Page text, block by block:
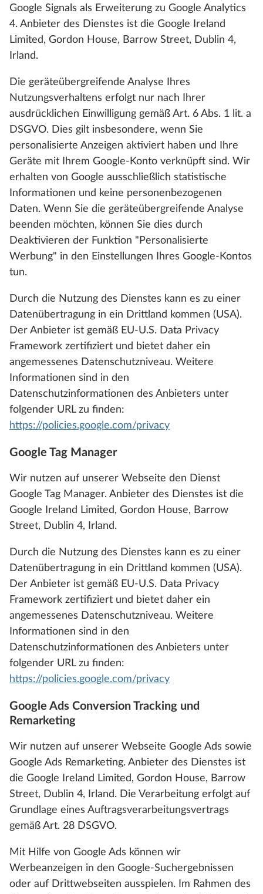
Google Signals als Erweiterung zu Google Analytics
4. Anbieter des Dienstes ist die Google Ireland
Limited, Gordon House, Barrow Street, Dublin 4,
Irland.
Die geräteübergreifende Analyse Ihres
Nutzungsverhaltens erfolgt nur nach Ihrer
ausdrücklichen Einwilligung gemäß Art. 6 Abs. 1 lit. a
DSGVO. Dies gilt insbesondere, wenn Sie
personalisierte Anzeigen aktiviert haben und Ihre
Geräte mit Ihrem Google-Konto verknüpft sind. Wir
erhalten von Google ausschließlich statistische
Informationen und keine personenbezogenen
Daten. Wenn Sie die geräteübergreifende Analyse
beenden möchten, können Sie dies durch
Deaktivieren der Funktion "Personalisierte
Werbung" in den Einstellungen Ihres Google-Kontos
tun.
Durch die Nutzung des Dienstes kann es zu einer
Datenübertragung in ein Drittland kommen (USA).
Der Anbieter ist gemäß EU-U.S. Data Privacy
Framework zertifiziert und bietet daher ein
angemessenes Datenschutzniveau. Weitere
Informationen sind in den
Datenschutzinformationen des Anbieters unter
folgender URL zu finden:
https://policies.google.com/privacy
Google Tag Manager
Wir nutzen auf unserer Webseite den Dienst
Google Tag Manager. Anbieter des Dienstes ist die
Google Ireland Limited, Gordon House, Barrow
Street, Dublin 4, Irland.
Durch die Nutzung des Dienstes kann es zu einer
Datenübertragung in ein Drittland kommen (USA).
Der Anbieter ist gemäß EU-U.S. Data Privacy
Framework zertifiziert und bietet daher ein
angemessenes Datenschutzniveau. Weitere
Informationen sind in den
Datenschutzinformationen des Anbieters unter
folgender URL zu finden:
https://policies.google.com/privacy
Google Ads Conversion Tracking und
Remarketing
Wir nutzen auf unserer Webseite Google Ads sowie
Google Ads Remarketing. Anbieter des Dienstes ist
die Google Ireland Limited, Gordon House, Barrow
Street, Dublin 4, Irland. Die Verarbeitung erfolgt auf
Grundlage eines Auftragsverarbeitungsvertrags
gemäß Art. 28 DSGVO.
Mit Hilfe von Google Ads können wir
Werbeanzeigen in den Google-Suchergebnissen
oder auf Drittwebseiten ausspielen. Im Rahmen des